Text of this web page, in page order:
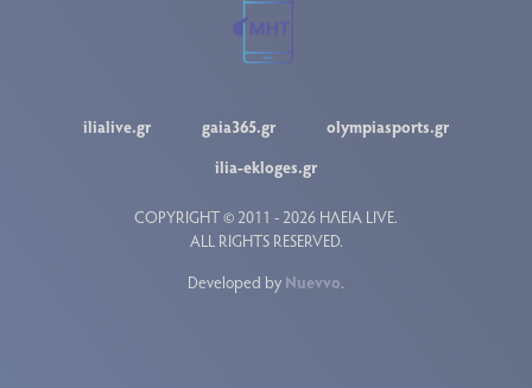
ilialive.gr gaia365.gr
olympiasports.gr
ilia-ekloges.gr
COPYRIGHT © 2011 - 2026 ΗΛΕΙΑ LIVE.
ALL RIGHTS RESERVED.
Developed by Nuevvo.